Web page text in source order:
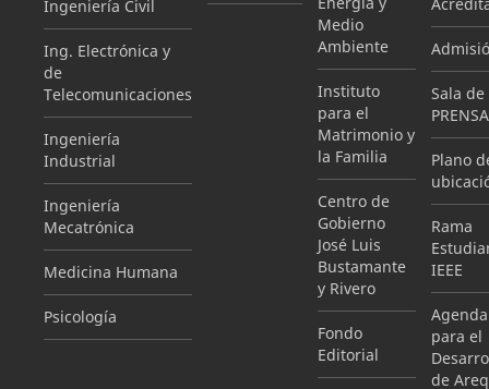
Ingeniería Civil
Ing. Electrónica y
de
Telecomunicaciones
Ingeniería
Industrial
Ingeniería
Mecatrónica
Medicina Humana
Psicología
Medio
Ambiente
Instituto
para el
Matrimonio y
la Familia
Centro de
Gobierno
José Luis
Bustamante
y Rivero
Fondo
Editorial
Sala de
PRENSA
Plano
Rama
IEEE
Agenda
para el
de